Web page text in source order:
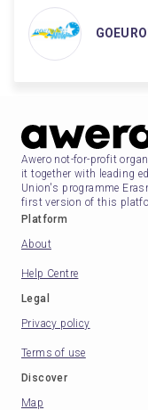
Awero not-for-profit
it together with leading
Union's programme
first version of this
Platform
About
Help Centre
Legal
Privacy policy
Terms of use
Discover
Map